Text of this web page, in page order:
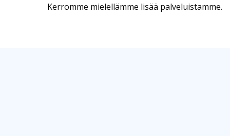
Kerromme mielellämme lisää palveluistamme.